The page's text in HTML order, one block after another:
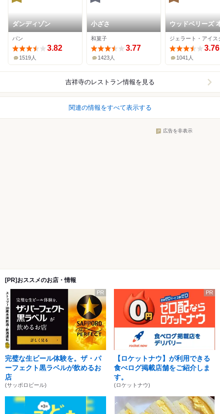
ダンディゾン
パン
3.82
1519人
小ざさ
和菓子
3.77
1423人
ウッドベリーズ
3.76
1041人
吉祥寺のレストラン情報を見る
関連の情報をすべて表示する
広告を非表示
[PR]おススメのお店・情報
PR
完璧な生ビール体験を。ザ・パ
ーフェクト黒ラベルが飲めるお
店
(サッポロビール)
PR
【ロケットナウ】が利用できる
食べログ掲載店舗をご紹介しま
す。
(ロケットナウ)